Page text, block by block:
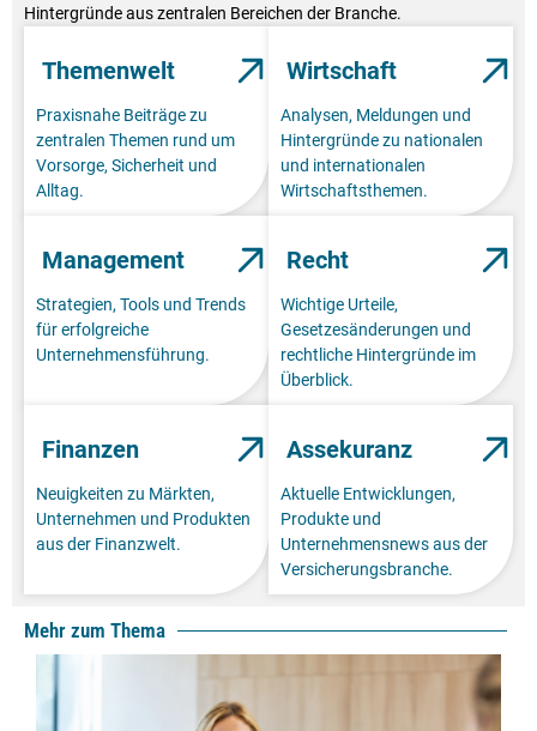
Hintergründe aus zentralen Bereichen der Branche.
Themenwelt
Praxisnahe Beiträge zu
zentralen Themen rund um
Vorsorge, Sicherheit und
Alltag.
Wirtschaft
Analysen, Meldungen und
Hintergründe zu nationalen
und internationalen
Wirtschaftsthemen.
Management
Strategien, Tools und Trends
für erfolgreiche
Unternehmensführung.
Recht
Wichtige Urteile,
Gesetzesänderungen und
rechtliche Hintergründe im
Überblick.
Finanzen
Neuigkeiten zu Märkten,
Unternehmen und Produkten
aus der Finanzwelt.
Assekuranz
Aktuelle Entwicklungen,
Produkte und
Unternehmensnews aus der
Versicherungsbranche.
Mehr zum Thema